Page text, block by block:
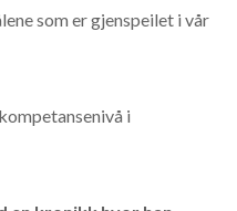
som er gjenspeilet i vår
i